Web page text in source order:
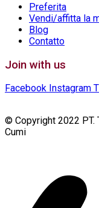
Preferita
Vendi/affitta la
Blog
Contatto
Join with us
Facebook Instagram
© Copyright 2022 PT.
Cumi